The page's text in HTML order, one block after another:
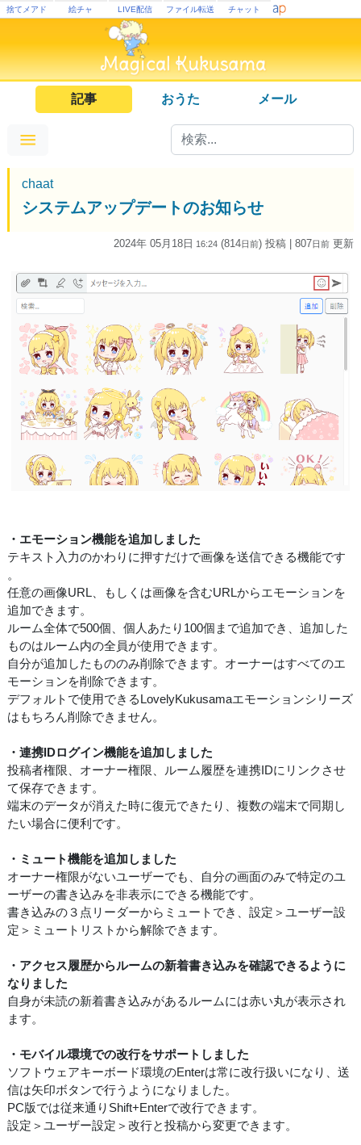
捨てメアド 絵チャ LIVE配信 ファイル転送 チャット
記事 おうた メール
chaat
システムアップデートのお知らせ
2024年 05月18日 16:24 (814日前) 投稿 | 807日前 更新
・エモーション機能を追加しました
テキスト入力のかわりに押すだけで画像を送信できる機能です
。
任意の画像URL、もしくは画像を含むURLからエモーションを
追加できます。
ルーム全体で500個、個人あたり100個まで追加でき、追加した
ものはルーム内の全員が使用できます。
自分が追加したもののみ削除できます。オーナーはすべてのエ
モーションを削除できます。
デフォルトで使用できるLovelyKukusamaエモーションシリーズ
はもちろん削除できません。
・連携IDログイン機能を追加しました
投稿者権限、オーナー権限、ルーム履歴を連携IDにリンクさせ
て保存できます。
端末のデータが消えた時に復元できたり、複数の端末で同期し
たい場合に便利です。
・ミュート機能を追加しました
オーナー権限がないユーザーでも、自分の画面のみで特定のユ
ーザーの書き込みを非表示にできる機能です。
書き込みの３点リーダーからミュートでき、設定＞ユーザー設
定＞ミュートリストから解除できます。
・アクセス履歴からルームの新着書き込みを確認できるように
なりました
自身が未読の新着書き込みがあるルームには赤い丸が表示され
ます。
・モバイル環境での改行をサポートしました
ソフトウェアキーボード環境のEnterは常に改行扱いになり、送
信は矢印ボタンで行うようになりました。
PC版では従来通りShift+Enterで改行できます。
設定＞ユーザー設定＞改行と投稿から変更できます。